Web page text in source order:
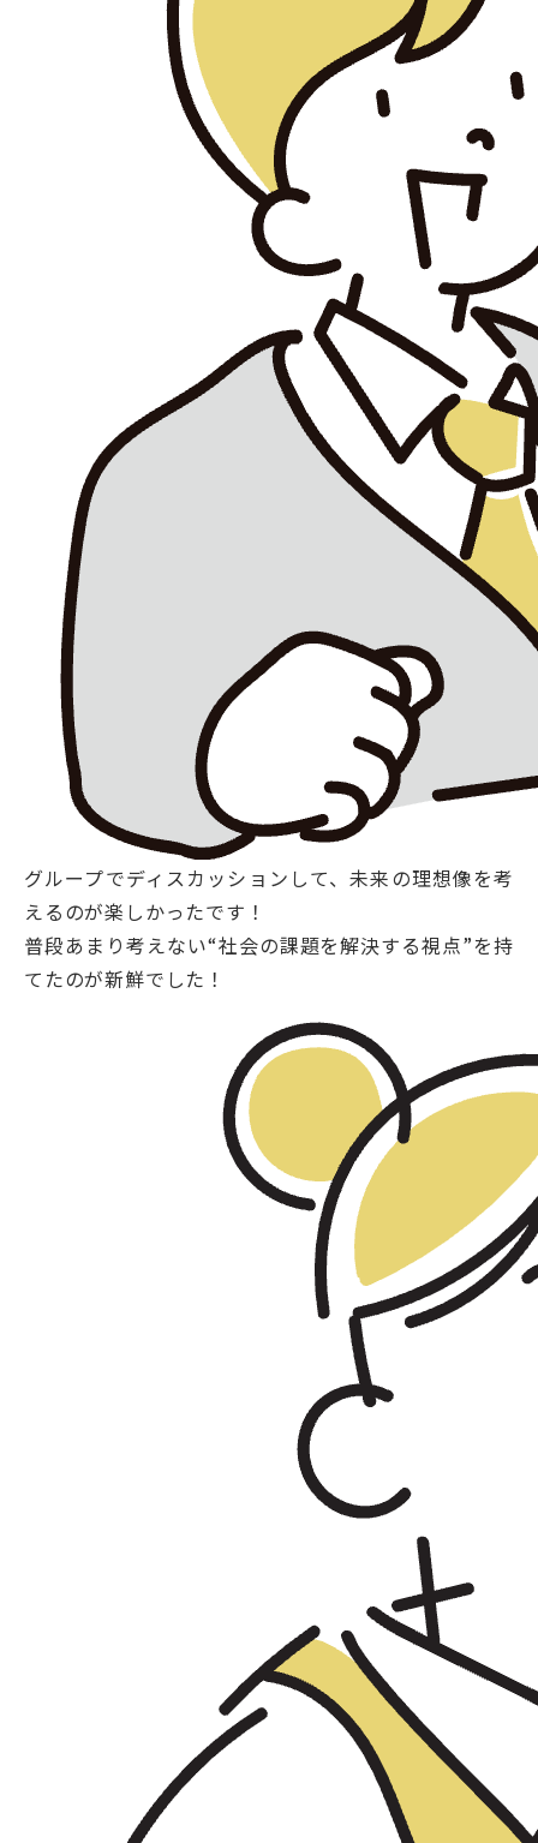
グループでディスカッションして、未来の理想像を考
えるのが楽しかったです！
普段あまり考えない“社会の課題を解決する視点”を持
てたのが新鮮でした！